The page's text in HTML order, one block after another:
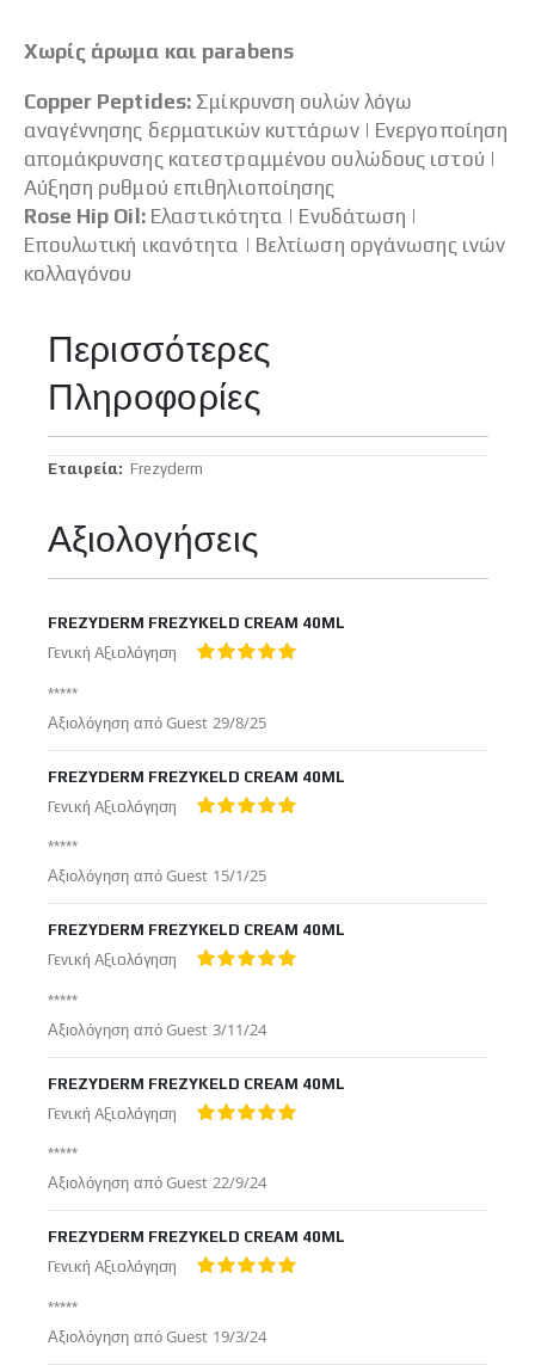
Χωρίς άρωμα και parabens
Copper Peptides: Σμίκρυνση ουλών λόγω
αναγέννησης δερματικών κυττάρων | Ενεργοποίηση
απομάκρυνσης κατεστραμμένου ουλώδους ιστού |
Αύξηση ρυθμού επιθηλιοποίησης
Rose Hip Oil:Ελαστικότητα | Ενυδάτωση |
Επουλωτική ικανότητα | Βελτίωση οργάνωσης ινών
κολλαγόνου
Περισσότερες
Πληροφορίες
ΠερισσότερεςFrezyderm
Αξιολογήσεις
FREZYDERM FREZYKELD CREAM 40ML
Γενική Αξιολόγηση
*****
Αξιολόγηση απόGuest Δημοσιεύτηκε
στις
29/8/25
FREZYDERM FREZYKELD CREAM 40ML
Γενική Αξιολόγηση
*****
Αξιολόγηση απόGuest Δημοσιεύτηκε
στις
15/1/25
FREZYDERM FREZYKELD CREAM 40ML
Γενική Αξιολόγηση
*****
Αξιολόγηση απόGuest Δημοσιεύτηκε
στις
3/11/24
FREZYDERM FREZYKELD CREAM 40ML
Γενική Αξιολόγηση
*****
Αξιολόγηση απόGuest Δημοσιεύτηκε
στις
22/9/24
FREZYDERM FREZYKELD CREAM 40ML
Γενική Αξιολόγηση
*****
Αξιολόγηση απόGuest Δημοσιεύτηκε
19/3/24